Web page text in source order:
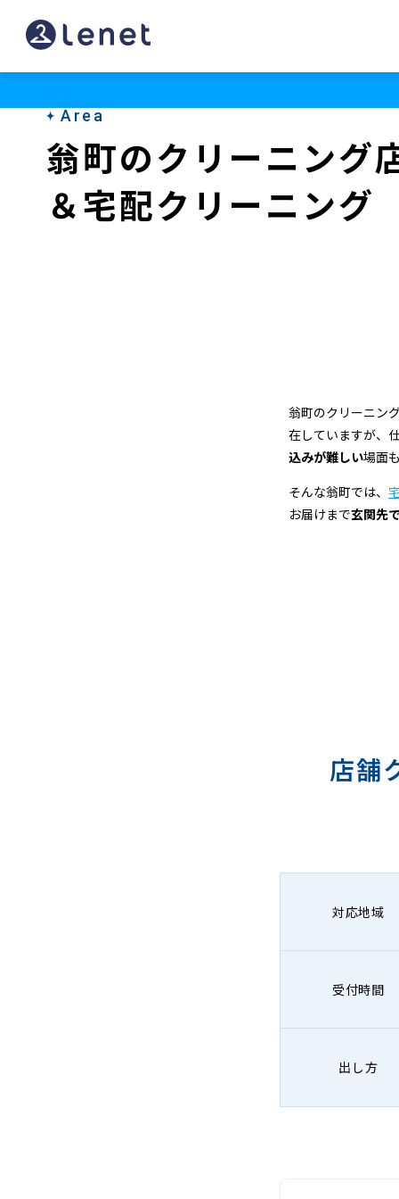
翁
町
Area
翁町のクリーニング
＆宅配クリーニング
翁町のクリーニング
在していますが、
込みが難しい場面
そんな翁町では、
お届けまで玄関先
店舗
対応地域
受付時間
出し方